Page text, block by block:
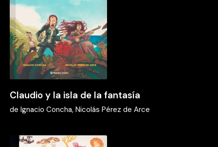
Claudio y la isla de la fantasía
de Ignacio Concha, Nicolás Pérez de Arce